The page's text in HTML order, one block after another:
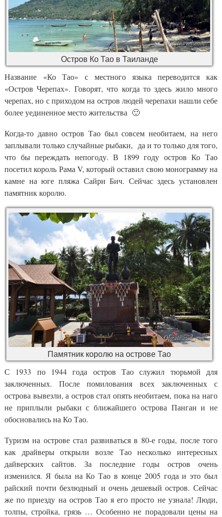
Остров Ко Тао в Таиланде
Название «Ко Тао» с местного языка переводится как
«Остров Черепах». Говорят, что когда то здесь жило много
черепах, но с приходом на остров людей черепахи нашли себе
более уединенное место жительства 🙂
Когда-то давно остров Тао был совсем необитаем, на него
заплывали только случайные рыбаки, да и то только для того,
что бы переждать непогоду. В 1899 году остров Ко Тао
посетил король Рама V, который оставил свою монограмму на
камне на юге пляжа Сайри Бич. Сейчас здесь установлен
памятник королю.
Памятник королю на острове Тао
С 1933 по 1944 года остров Тао служил тюрьмой для
заключенных. После помилования всех заключенных с
острова вывезли, а остров стал опять необитаем, пока на наго
не приплыли рыбаки с ближайшего острова Панган и не
обосновались на Ко Тао.
Туризм на острове стал развиваться в 80-е годы, после того
как драйверы открыли возле Тао несколько интересных
дайверских сайтов. За последние годы остров очень
изменился. Я была на Ко Тао в конце 2005 года и это был
райский почти безлюдный и очень дешевый остров. Сейчас
же по приезду на остров Тао я его просто не узнала! Люди,
толпы, стройка, грязь … Особенно не порадовали цены на